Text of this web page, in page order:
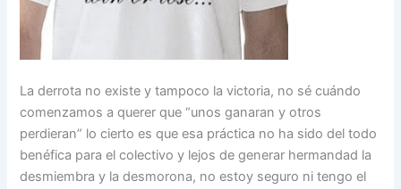
La derrota no existe y tampoco la victoria, no sé cuándo
comenzamos a querer que “unos ganaran y otros
perdieran” lo cierto es que esa práctica no ha sido del todo
benéfica para el colectivo y lejos de generar hermandad la
desmiembra y la desmorona, no estoy seguro ni tengo el